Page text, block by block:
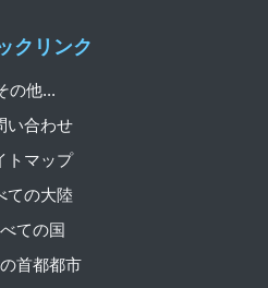
クリンク
の他...
い合わせ
トマップ
ての大陸
ての国
首都都市